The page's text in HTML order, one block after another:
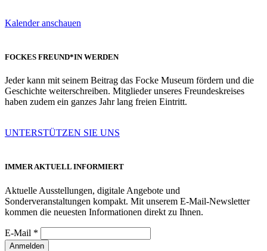
Kalender anschauen
FOCKES FREUND*IN WERDEN
Jeder kann mit seinem Beitrag das Focke Museum fördern und die
Geschichte weiterschreiben. Mitglieder unseres Freundeskreises
haben zudem ein ganzes Jahr lang freien Eintritt.
UNTERSTÜTZEN SIE UNS
IMMER AKTUELL INFORMIERT
Aktuelle Ausstellungen, digitale Angebote und
Sonderveranstaltungen kompakt. Mit unserem E-Mail-Newsletter
kommen die neuesten Informationen direkt zu Ihnen.
E-Mail *
Anmelden